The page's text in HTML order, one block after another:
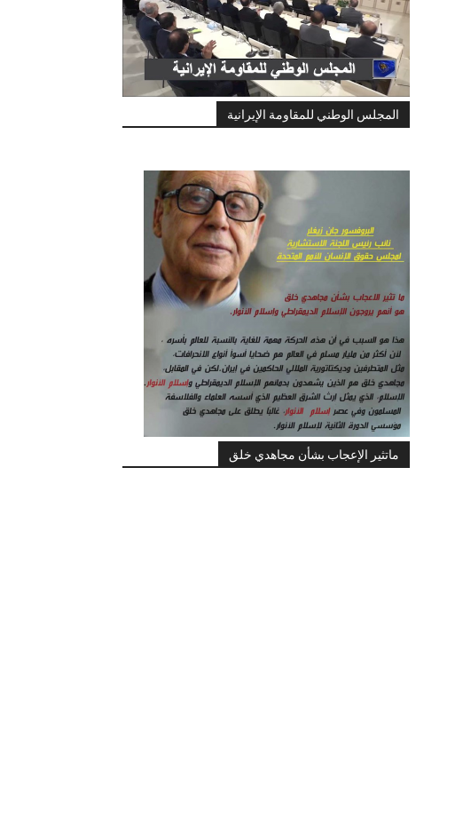
المجلس الوطني للمقاومة الإيرانية
ماتثير الإعجاب بشأن مجاهدي خلق